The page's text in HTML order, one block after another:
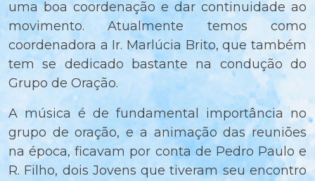
uma boa coordenação e dar continuidade ao
movimento. Atualmente temos como
coordenadora a Ir. Marlúcia Brito, que também
tem se dedicado bastante na condução do
Grupo de Oração.
A música é de fundamental importância no
grupo de oração, e a animação das reuniões
na época, ficavam por conta de Pedro Paulo e
R. Filho, dois Jovens que tiveram seu encontro